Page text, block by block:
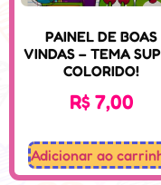
PAINEL DE BOAS
VINDAS – TEMA
COLORIDO!
R$7,00
Adicionar ao